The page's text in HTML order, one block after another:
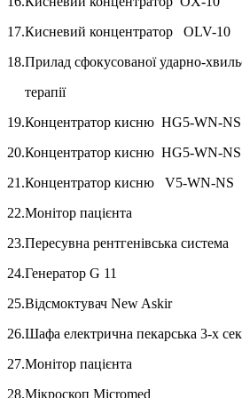
17.Кисневий концентратор
18.Прилад сфокусованої ударно-
терапії 1од.-
19.Концентратор кисню HG5-
20.Концентратор кисню HG5-
21.Концентратор кисню V5-
22.Монітор пацієнта
23.Пересувна рентгенівська
24.Генератор G 11
25.Відсмоктувач New
26.Шафа електрична пекарська 3-
27.Монітор пацієнта
28.Мікроскоп